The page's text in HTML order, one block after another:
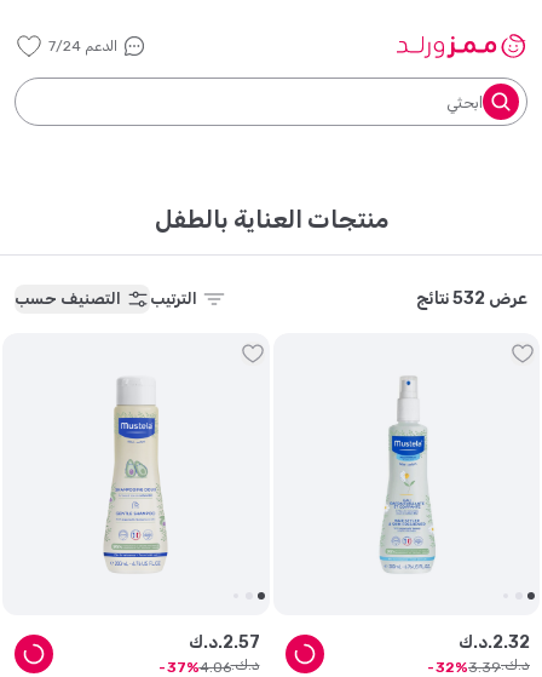
الدعم 7/24
ابحثي
منتجات العناية بالطفل
عرض 532 نتائج الترتيب التصنيف حسب
د.ك.2.32
د.ك. 3.39
32
د.ك.2.57
د.ك. 4.06
37